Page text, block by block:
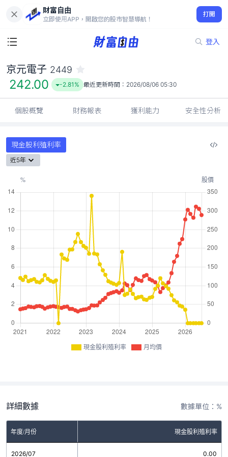
財富自由
立即使用APP，開啟您的股市智慧導航！
打開
登入
242.00
-2.81%
京元電子 2449
242.00 -2.81% 最近更新時間： 2026/08/06 05:30
個股概覽 財務報表 獲利能力 安全性分析
現金股利殖利率
近5年
現金股利殖利率 月均價
詳細數據 數據單位：%
年度/月份 現金股利殖利率
2026/07 0.00